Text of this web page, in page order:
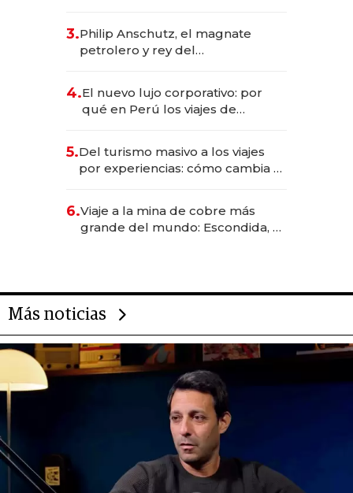
3.Philip Anschutz, el magnate
petrolero y rey del
Fénix
4.El nuevo lujo corporativo: por
qué en Perú los viajes de
transformadoras
5.Del turismo masivo a los viajes
por experiencias: cómo cambia el
6.Viaje a la mina de cobre más
grande del mundo: Escondida, el
Más noticias